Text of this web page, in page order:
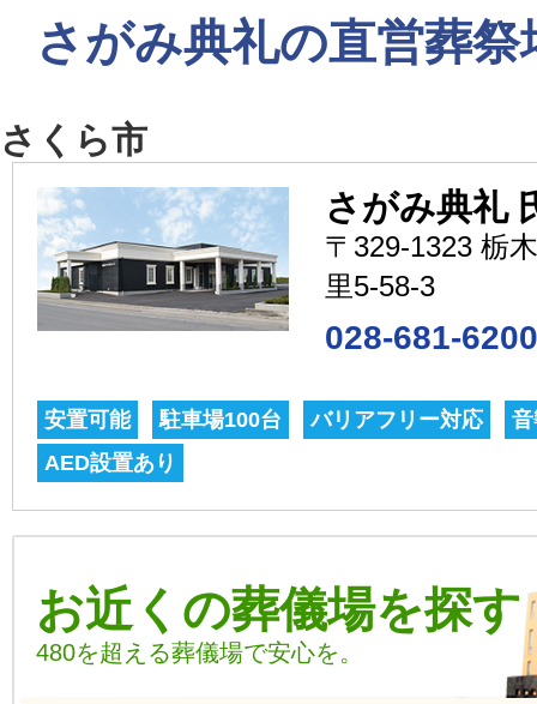
さがみ典礼の直営葬祭
さくら市
さがみ典礼
〒329-1323 栃
里5-58-3
028-681-6200
安置可能 駐車場100台 バリアフリー対応
AED設置あり
お近くの葬儀場を探す
480を超える葬儀場で安心を。